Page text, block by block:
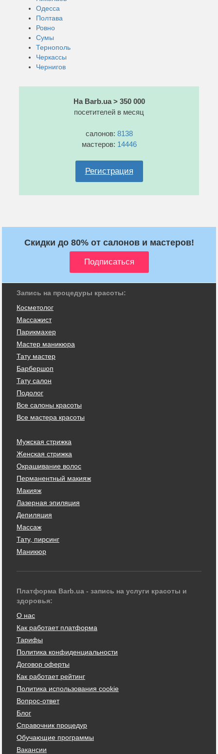
Одесса
Полтава
Ровно
Сумы
Тернополь
Черкассы
Чернигов
На Barb.ua > 350 000
посетителей в месяц
салонов: 8138
мастеров: 14446
Регистрация
Скидки до 80% от салонов и мастеров!
Запись на процедуры красоты:
Косметолог
Массажист
Парикмахер
Мастер маникюра
Тату мастер
Барбершоп
Тату салон
Подолог
Все салоны красоты
Все мастера красоты
Мужская стрижка
Женская стрижка
Окрашивание волос
Перманентный макияж
Макияж
Лазерная эпиляция
Депиляция
Массаж
Тату, пирсинг
Маникюр
Платформа Barb.ua - запись на услуги красоты и
здоровья:
О нас
Как работает платформа
Тарифы
Политика конфиденциальности
Договор оферты
Как работает рейтинг
Политика использования cookie
Вопрос-ответ
Блог
Справочник процедур
Обучающие программы
Вакансии